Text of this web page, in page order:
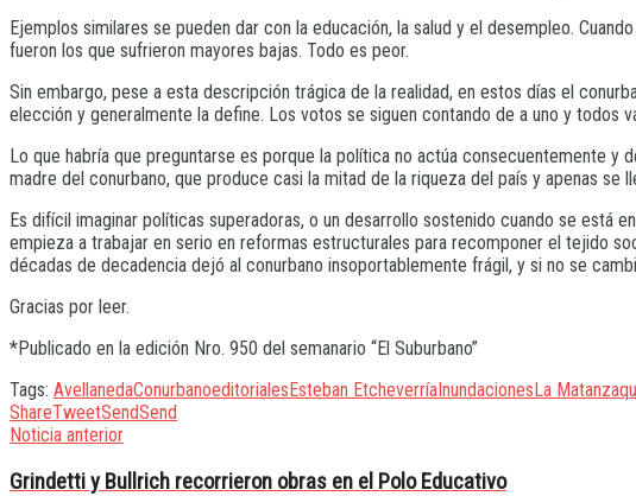
Ejemplos similares se pueden dar con la educación, la salud y el desempleo.
fueron los que sufrieron mayores bajas. Todo es peor.
Sin embargo, pese a esta descripción trágica de la realidad, en estos días el
elección y generalmente la define. Los votos se siguen contando de a uno y todos
Lo que habría que preguntarse es porque la política no actúa consecuentemente
madre del conurbano, que produce casi la mitad de la riqueza del país y apenas se
Es difícil imaginar políticas superadoras, o un desarrollo sostenido cuando se está
empieza a trabajar en serio en reformas estructurales para recomponer el tejido
décadas de decadencia dejó al conurbano insoportablemente frágil, y si no se
Gracias por leer.
*Publicado en la edición Nro. 950 del semanario “El Suburbano”
Tags: AvellanedaConurbanoeditorialesEsteban EtcheverríaInundacionesLa Matanza
ShareTweetSendSend
Noticia anterior
Grindetti y Bullrich recorrieron obras en el Polo Educativo